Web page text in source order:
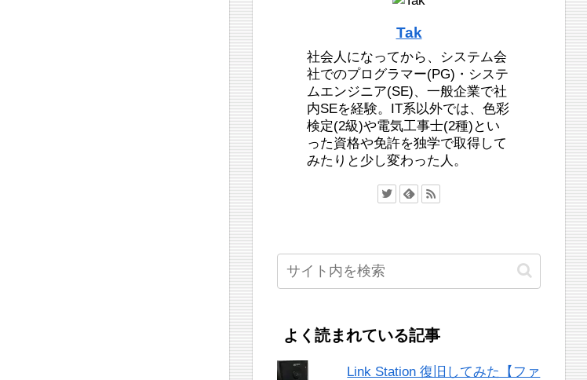
Tak
社会人になってから、システム会
社でのプログラマー(PG)・システ
ムエンジニア(SE)、一般企業で社
内SEを経験。IT系以外では、色彩
検定(2級)や電気工事士(2種)とい
った資格や免許を独学で取得して
みたりと少し変わった人。
よく読まれている記事
Link Station 復旧してみた【ファ